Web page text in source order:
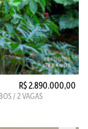
R$ 2.890.000,00
/ 2 VAGAS